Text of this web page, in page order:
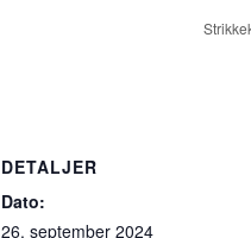
DETALJER
Dato:
26. september 2024